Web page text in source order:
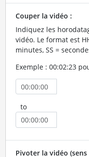
Couper la vidéo :
Indiquez les
vidéo. Le format est
minutes, SS =
Exemple : 00:02:23
to
Pivoter la vidéo